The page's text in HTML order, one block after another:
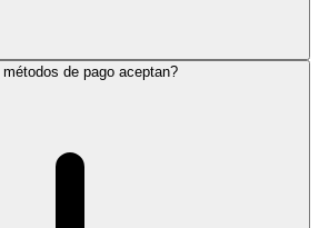
de pago aceptan?